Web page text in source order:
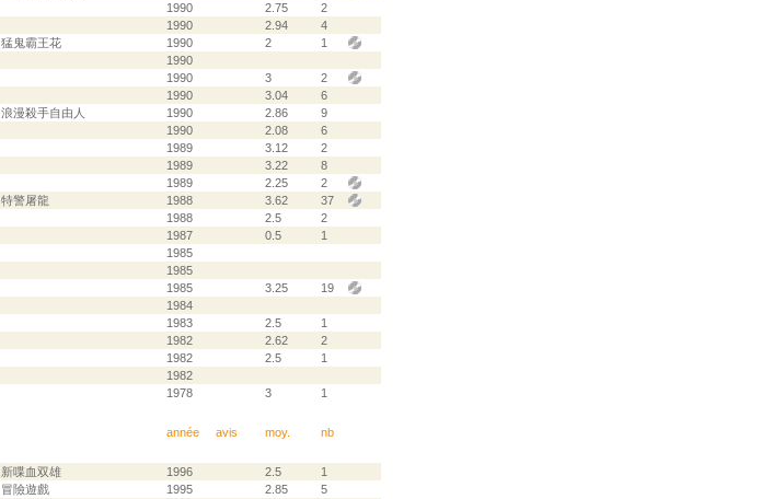
1990 2.75
2
1990 2.94
4
猛鬼霸王花 1990 2
1
1990
1990 3
2
1990 3.04
6
浪漫殺手自由人 1990 2.86
9
1990 2.08
6
1989 3.12
2
1989 3.22
8
1989 2.25
2
特警屠龍 1988 3.62
37
1988 2.5
2
1987 0.5
1
1985
1985
1985 3.25
19
1984
1983 2.5
1
1982 2.62
2
1982 2.5
1
1982
1978 3 1
année avis moy. nb
新喋血双雄 1996 2.5
1
冒險遊戲 1995 2.85
5